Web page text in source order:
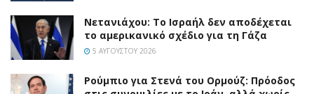
Νετανιάχου: Το Ισραήλ δεν αποδέχεται
το αμερικανικό σχέδιο για τη Γάζα
5 ΑΥΓΟΎΣΤΟΥ 2026
Ρούμπιο για Στενά του Ορμούζ: Πρόοδος